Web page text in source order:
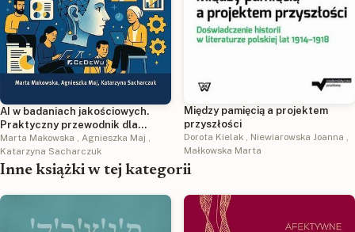
AI w badaniach jakościowych.
Praktyczny przewodnik dla
badaczy i analityków
społecznych
Marta Makowska , Agnieszka Maj ,
Katarzyna Sacharczuk
Między pamięcią a projektem
przyszłości
Dorota Kielak , Niewiarowska Joanna ,
Małkowska Marta
Inne książki w tej kategorii